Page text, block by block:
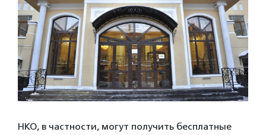
НКО, в частности, могут получить бесплатные